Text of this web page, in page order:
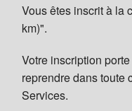
Informations
Vous êtes inscrit à la
km)".
Votre inscription
reprendre dans toute
Services.